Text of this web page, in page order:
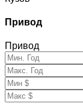
Привод
Привод